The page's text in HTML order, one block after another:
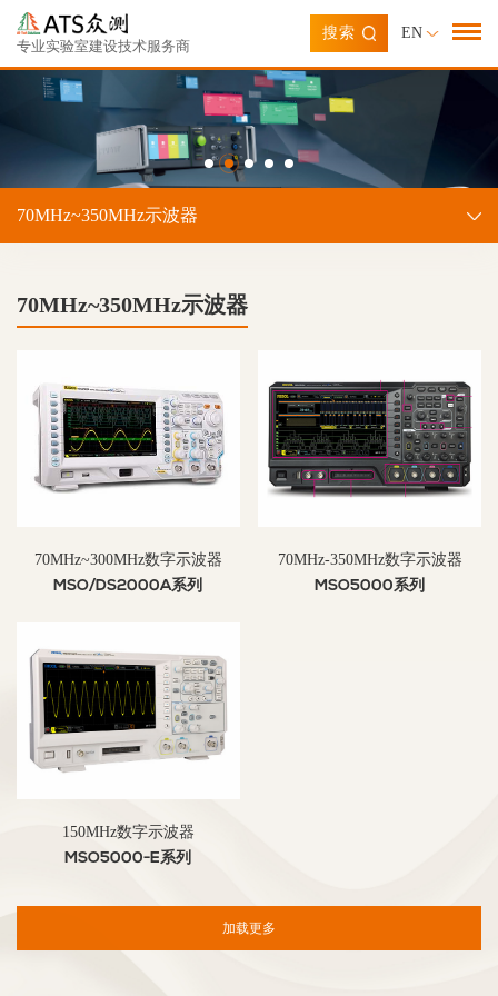
专业实验室建设技术服务商
搜索 EN
70MHz~350MHz示波器
70MHz~350MHz示波器
70MHz~300MHz数字示波器
MSO/DS2000A系列
70MHz-350MHz数字示波器
MSO5000系列
150MHz数字示波器
MSO5000-E系列
加载更多